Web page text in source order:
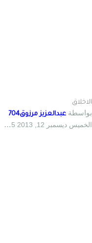
الاخلاق
بواسطة عبدالعزيز مرزوق704
الخميس ديسمبر 12, 2013 12:25 pm